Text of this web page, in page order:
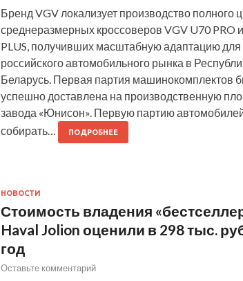
Бренд VGV локализует производство полного
среднеразмерных кроссоверов VGV U70 PRO
PLUS, получивших масштабную адаптацию для
российского автомобильного рынка в
Беларусь. Первая партия машинокомплектов
успешно доставлена на производственную
завода «Юнисон». Первую партию
собирать…
ПОДРОБНЕЕ
НОВОСТИ
Стоимость владения
Haval Jolion оценили в 298 тыс.
год
Оставьте комментарий